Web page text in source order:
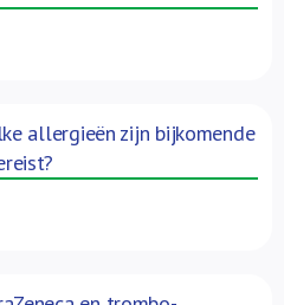
allergieën zijn bijkomende